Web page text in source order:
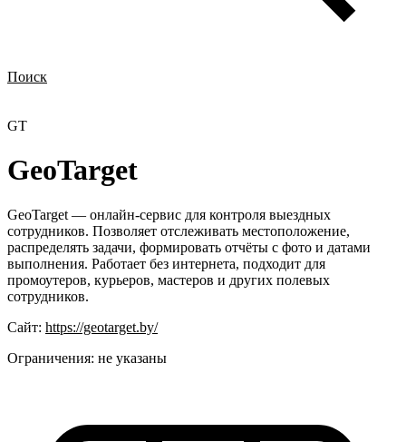
Поиск
GT
GeoTarget
GeoTarget — онлайн-сервис для контроля выездных
сотрудников. Позволяет отслеживать местоположение,
распределять задачи, формировать отчёты с фото и датами
выполнения. Работает без интернета, подходит для
промоутеров, курьеров, мастеров и других полевых
сотрудников.
Сайт: https://geotarget.by/
Ограничения: не указаны